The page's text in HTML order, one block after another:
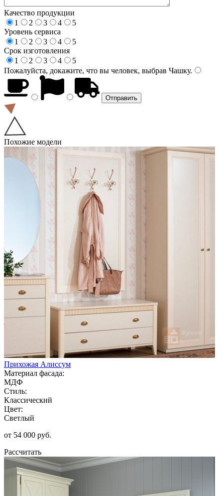
Качество продукции
1
2 3 4
5
Уровень сервиса
1
2 3 4
5
Срок изготовления
1
2 3 4
5
Пожалуйста, докажите, что вы человек, выбрав Чашку.
Похожие модели
Прихожая Алиссум
Материал фасада:
МДФ
Стиль:
Классический
Цвет:
Светлый
от 54 000 руб.
Рассчитать